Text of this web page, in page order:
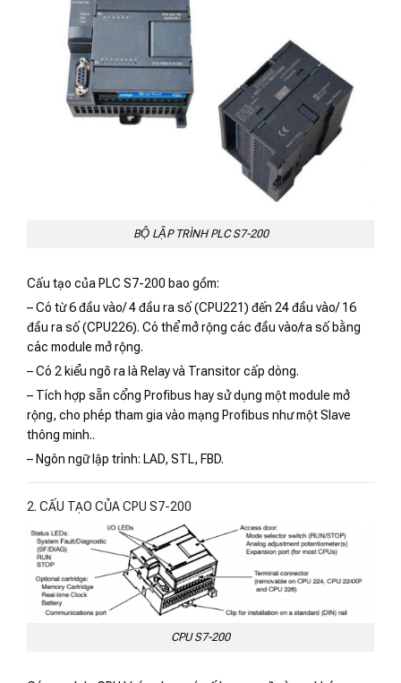
BỘ LẬP TRÌNH PLC S7-200
Cấu tạo của PLC S7-200 bao gồm:
– Có từ 6 đầu vào/ 4 đầu ra số (CPU221) đến 24 đầu vào/ 16
đầu ra số (CPU226). Có thể mở rộng các đầu vào/ra số bằng
các module mở rộng.
– Có 2 kiểu ngõ ra là Relay và Transitor cấp dòng.
– Tích hợp sẵn cổng Profibus hay sử dụng một module mở
rộng, cho phép tham gia vào mạng Profibus như một Slave
thông minh..
– Ngôn ngữ lập trình: LAD, STL, FBD.
2. CẤU TẠO CỦA CPU S7-200
CPU S7-200